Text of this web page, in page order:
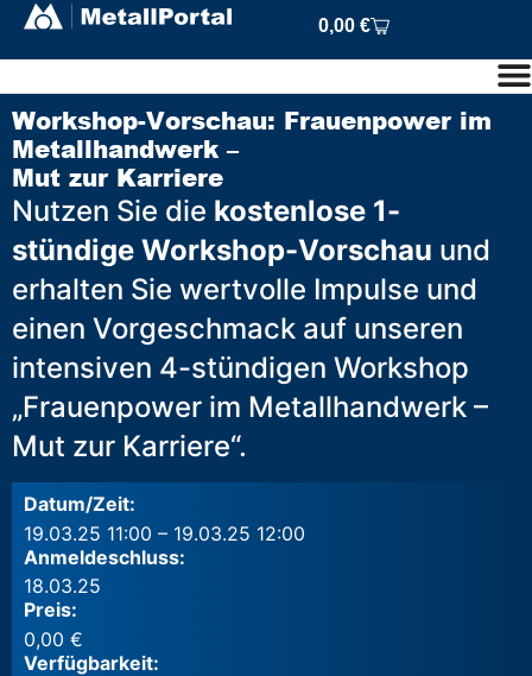
0,00 €
Workshop-Vorschau: Frauenpower im
Metallhandwerk –
Mut zur Karriere
Nutzen Sie die kostenlose 1-
stündige Workshop-Vorschau und
erhalten Sie wertvolle Impulse und
einen Vorgeschmack auf unseren
intensiven 4-stündigen Workshop
„Frauenpower im Metallhandwerk –
Mut zur Karriere“.
Datum/Zeit:
19.03.25 11:00 – 19.03.25 12:00
Anmeldeschluss:
18.03.25
Preis:
0,00 €
Verfügbarkeit: